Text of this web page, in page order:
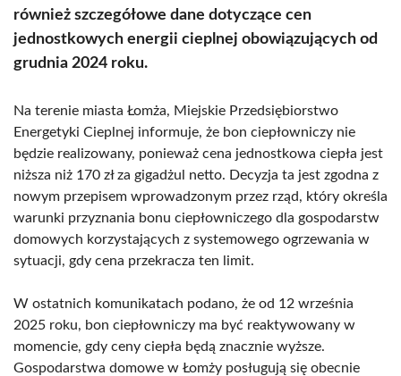
również szczegółowe dane dotyczące cen
jednostkowych energii cieplnej obowiązujących od
grudnia 2024 roku.
Na terenie miasta Łomża, Miejskie Przedsiębiorstwo
Energetyki Cieplnej informuje, że bon ciepłowniczy nie
będzie realizowany, ponieważ cena jednostkowa ciepła jest
niższa niż 170 zł za gigadżul netto. Decyzja ta jest zgodna z
nowym przepisem wprowadzonym przez rząd, który określa
warunki przyznania bonu ciepłowniczego dla gospodarstw
domowych korzystających z systemowego ogrzewania w
sytuacji, gdy cena przekracza ten limit.
W ostatnich komunikatach podano, że od 12 września
2025 roku, bon ciepłowniczy ma być reaktywowany w
momencie, gdy ceny ciepła będą znacznie wyższe.
Gospodarstwa domowe w Łomży posługują się obecnie